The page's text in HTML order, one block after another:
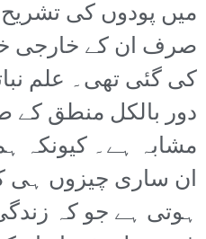
میں پودوں کی
صرف ان کے خارجی
کی گئی تھی۔ علم
دور بالکل منطق کے
مشابہ ہے۔ کیونکہ
ان ساری چیزوں ہی
ہوتی ہے جو کہ